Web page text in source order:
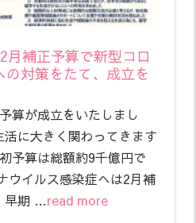
月補正予算で新型コロ
対策をたて、成立を
算が成立をいたしまし
に大きく関わってきます
予算は総額約9千億円で
ウイルス感染症へは2月補
早期 …read more